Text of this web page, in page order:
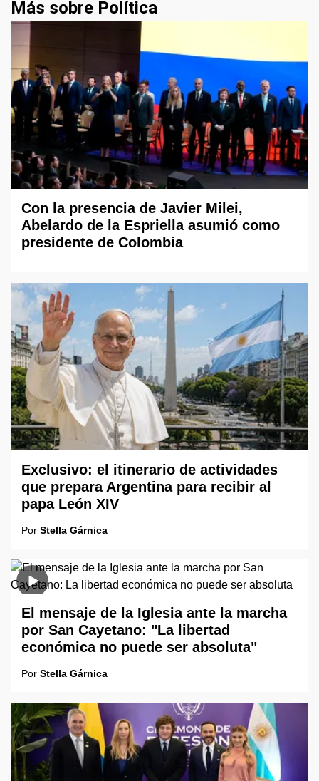
Más sobre Política
Con la presencia de Javier Milei,
Abelardo de la Espriella asumió como
presidente de Colombia
Exclusivo: el itinerario de actividades
que prepara Argentina para recibir al
papa León XIV
Por Stella Gárnica
El mensaje de la Iglesia ante la marcha
por San Cayetano: "La libertad
económica no puede ser absoluta"
Por Stella Gárnica